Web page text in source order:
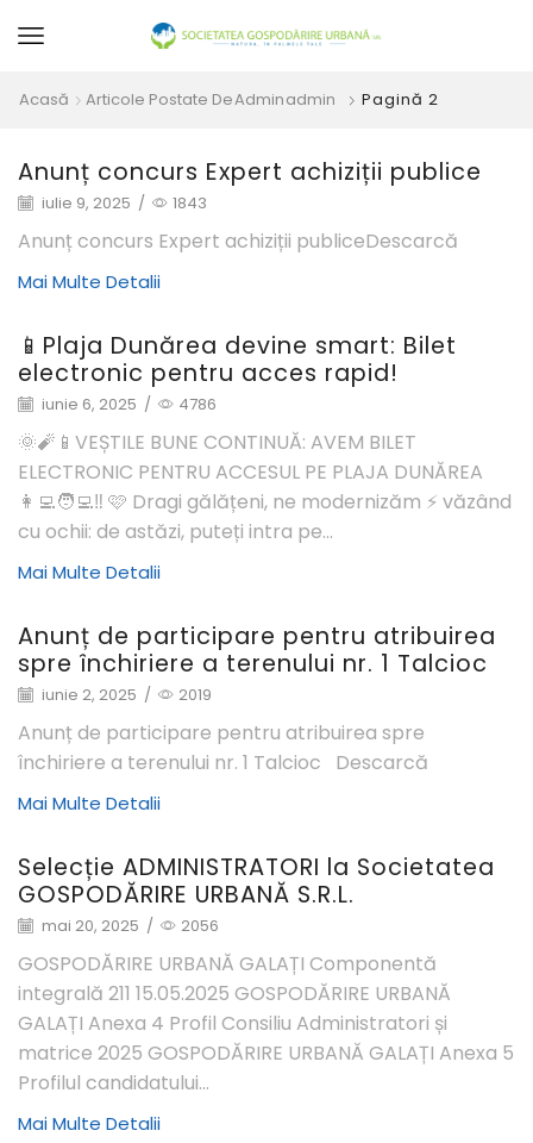
Acasă Articole Postate DeAdminAdmin Pagină 2
Anunț concurs Expert achiziții publice
iulie 9, 2025 / 1843
Anunț concurs Expert achiziții publiceDescarcă
Mai Multe Detalii
📱Plaja Dunărea devine smart: Bilet
electronic pentru acces rapid!
iunie 6, 2025 / 4786
🌞🧨📱VEȘTILE BUNE CONTINUĂ: AVEM BILET
ELECTRONIC PENTRU ACCESUL PE PLAJA DUNĂREA
👩‍💻🧑‍💻‼️ 🩷 Dragi gălățeni, ne modernizăm ⚡️ văzând
cu ochii: de astăzi, puteți intra pe...
Mai Multe Detalii
Anunț de participare pentru atribuirea
spre închiriere a terenului nr. 1 Talcioc
iunie 2, 2025 / 2019
Anunț de participare pentru atribuirea spre
închiriere a terenului nr. 1 Talcioc Descarcă
Mai Multe Detalii
Selecție ADMINISTRATORI la Societatea
GOSPODĂRIRE URBANĂ S.R.L.
mai 20, 2025 / 2056
GOSPODĂRIRE URBANĂ GALAȚI Componentă
integrală 211 15.05.2025 GOSPODĂRIRE URBANĂ
GALAȚI Anexa 4 Profil Consiliu Administratori și
matrice 2025 GOSPODĂRIRE URBANĂ GALAȚI Anexa 5
Profilul candidatului...
Mai Multe Detalii